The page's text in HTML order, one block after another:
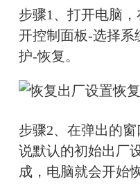
步骤1、打开电脑
开控制面板-选择系
护-恢复。
步骤2、在弹出的
说默认的初始出厂
成，电脑就会开始